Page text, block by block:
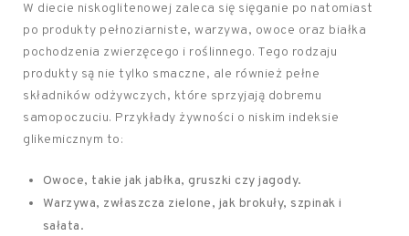
W diecie niskoglitenowej zaleca się sięganie po natomiast
po produkty pełnoziarniste, warzywa, owoce oraz białka
pochodzenia zwierzęcego i roślinnego. Tego rodzaju
produkty są nie tylko smaczne, ale również pełne
składników odżywczych, które sprzyjają dobremu
samopoczuciu. Przykłady żywności o niskim indeksie
glikemicznym to:
Owoce, takie jak jabłka, gruszki czy jagody.
Warzywa, zwłaszcza zielone, jak brokuły, szpinak i
sałata.